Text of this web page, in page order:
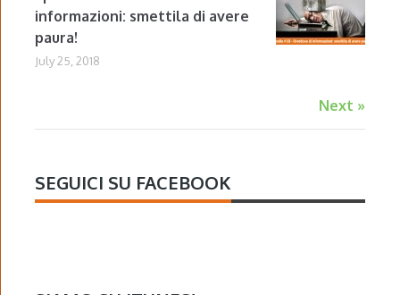
informazioni: smettila di avere
paura!
July 25, 2018
Next »
SEGUICI SU FACEBOOK